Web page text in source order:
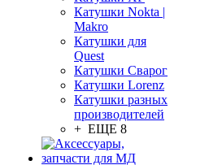
Катушки Nokta |
Makro
Катушки для
Quest
Катушки Сварог
Катушки Lorenz
Катушки разных
производителей
+ ЕЩЕ 8